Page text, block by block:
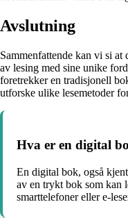
Avslutning
Sammenfattende kan vi si
av lesing med sine unike
foretrekker en tradisjonell
utforske ulike lesemetoder
Hva er en digital
En digital bok, også
av en trykt bok som kan
smarttelefoner eller e-